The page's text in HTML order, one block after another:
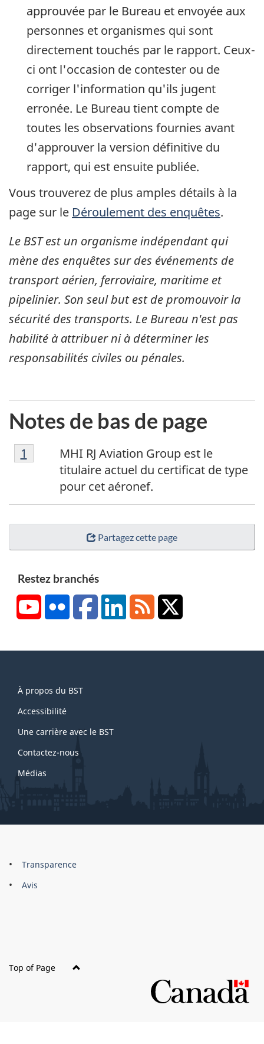
approuvée par le Bureau et envoyée aux
personnes et organismes qui sont
directement touchés par le rapport. Ceux-
ci ont l'occasion de contester ou de
corriger l'information qu'ils jugent
erronée. Le Bureau tient compte de
toutes les observations fournies avant
d'approuver la version définitive du
rapport, qui est ensuite publiée.
Vous trouverez de plus amples détails à la
page sur le Déroulement des enquêtes.
Le BST est un organisme indépendant qui
mène des enquêtes sur des événements de
transport aérien, ferroviaire, maritime et
pipelinier. Son seul but est de promouvoir la
sécurité des transports. Le Bureau n'est pas
habilité à attribuer ni à déterminer les
responsabilités civiles ou pénales.
Notes de bas de page
1
MHI RJ Aviation Group est le
titulaire actuel du certificat de type
pour cet aéronef.
Return to footnote
1 referrer
Partagez cette page
Restez branchés
YouTubeFlickr FacebookLinkedInRSS
this
site
À propos du BST
Accessibilité
Une carrière avec le BST
Contactez-nous
Médias
About
this
Brand
Transparence
Avis
Top of Page